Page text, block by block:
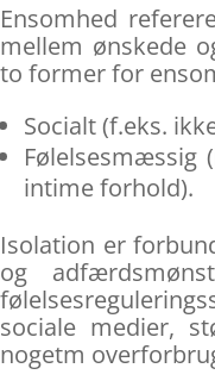
Ensomhed
mellem ønskede
to former for
Socialt (f.eks.
Følelsesmæssig
intime forhold).
Isolation er
og
sociale medier,
nogetm